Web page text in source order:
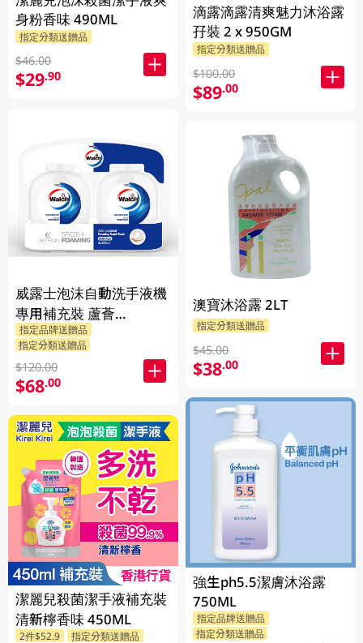
身粉香味 490ML
指定分類送贈品
$46.00
$29.90
威露士泡沫自動洗手液機
專用補充裝 蘆薈
2X350ML
指定品牌送贈品
指定分類送贈品
$120.00
$68.00
潔麗兒殺菌潔手液補充裝
清新檸香味 450ML
2件$52.9 指定分類送贈品
滴露滴露清爽魅力沐浴露
孖裝 2 x 950GM
指定分類送贈品
$100.00
$89.00
澳寶沐浴露 2LT
指定分類送贈品
$45.00
$38.00
強生ph5.5潔膚沐浴露
750ML
指定品牌送贈品
指定分類送贈品